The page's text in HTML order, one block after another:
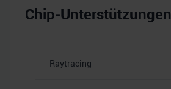
Chip-Unterstützungen
Raytracing